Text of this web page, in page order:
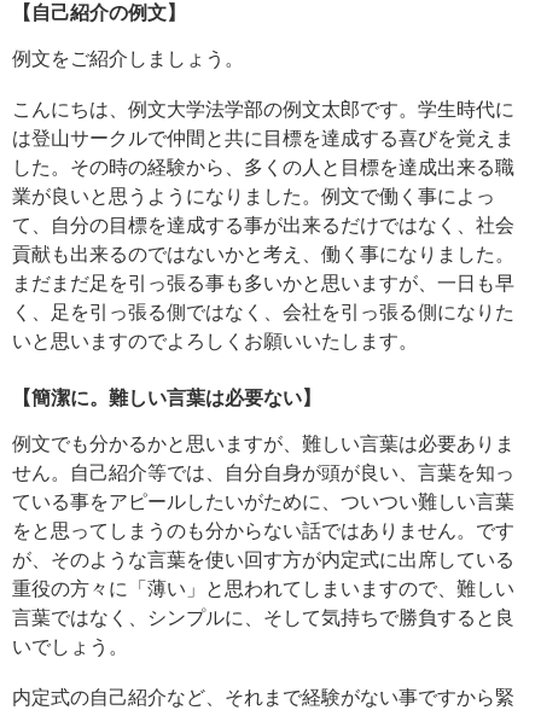
【自己紹介の例文】
例文をご紹介しましょう。
こんにちは、例文大学法学部の例文太郎です。学生時代に
は登山サークルで仲間と共に目標を達成する喜びを覚えま
した。その時の経験から、多くの人と目標を達成出来る職
業が良いと思うようになりました。例文で働く事によっ
て、自分の目標を達成する事が出来るだけではなく、社会
貢献も出来るのではないかと考え、働く事になりました。
まだまだ足を引っ張る事も多いかと思いますが、一日も早
く、足を引っ張る側ではなく、会社を引っ張る側になりた
いと思いますのでよろしくお願いいたします。
【簡潔に。難しい言葉は必要ない】
例文でも分かるかと思いますが、難しい言葉は必要ありま
せん。自己紹介等では、自分自身が頭が良い、言葉を知っ
ている事をアピールしたいがために、ついつい難しい言葉
をと思ってしまうのも分からない話ではありません。です
が、そのような言葉を使い回す方が内定式に出席している
重役の方々に「薄い」と思われてしまいますので、難しい
言葉ではなく、シンプルに、そして気持ちで勝負すると良
いでしょう。
内定式の自己紹介など、それまで経験がない事ですから緊